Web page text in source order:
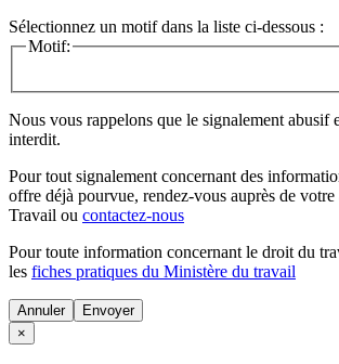
Sélectionnez un motif dans la liste ci-dessous :
Motif:
Nous vous rappelons que le signalement abusif
interdit.
Pour tout signalement concernant des
offre déjà pourvue, rendez-vous auprès de votre
Travail ou contactez-nous
Pour toute information concernant le droit du
les fiches pratiques du Ministère du travail
Annuler
×